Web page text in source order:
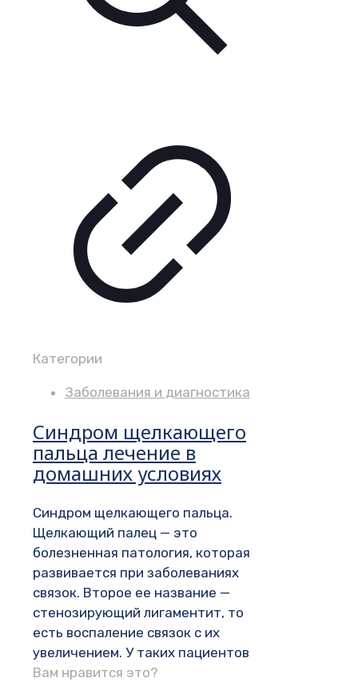
Категории
Заболевания и диагностика
Синдром щелкающего
пальца лечение в
домашних условиях
Синдром щелкающего пальца.
Щелкающий палец — это
болезненная патология, которая
развивается при заболеваниях
связок. Второе ее название —
стенозирующий лигаментит, то
есть воспаление связок с их
увеличением. У таких пациентов
Вам нравится это?